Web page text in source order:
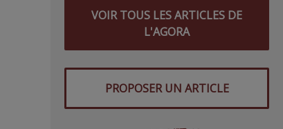
VOIR TOUS LES ARTICLES DE
L'AGORA
PROPOSER UN ARTICLE